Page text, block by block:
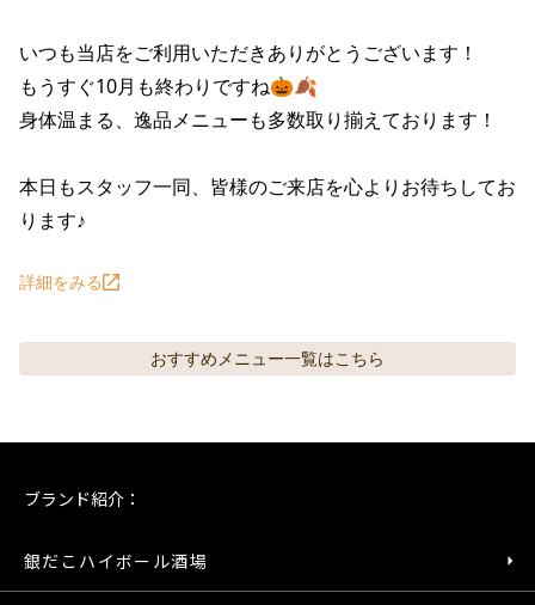
いつも当店をご利用いただきありがとうございます！
もうすぐ10月も終わりですね🎃🍂
身体温まる、逸品メニューも多数取り揃えております！
本日もスタッフ一同、皆様のご来店を心よりお待ちしてお
ります♪
詳細をみる
おすすめメニュー一覧はこちら
ブランド紹介：
銀だこハイボール酒場